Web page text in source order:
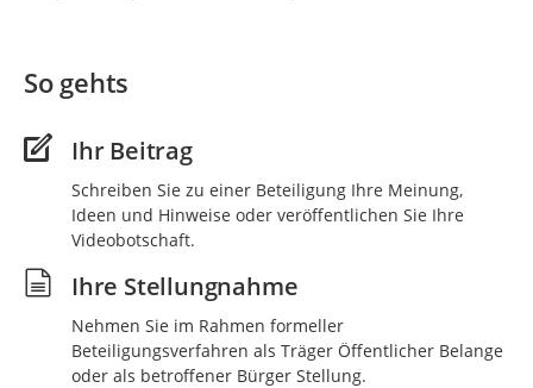
So gehts
Ihr Beitrag
Schreiben Sie zu einer Beteiligung Ihre Meinung,
Ideen und Hinweise oder veröffentlichen Sie Ihre
Videobotschaft.
Ihre Stellungnahme
Nehmen Sie im Rahmen formeller
Beteiligungsverfahren als Träger Öffentlicher Belange
oder als betroffener Bürger Stellung.